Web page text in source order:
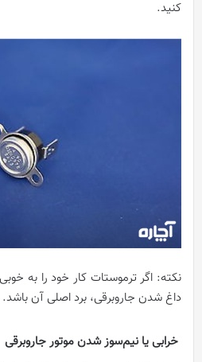
کنید.
نکته: اگر ترموستات کار خود را به
داغ شدن جاروبرقی، برد اصلی آن باشد.
خرابی یا نیم‌سوز شدن موتور جاروبرقی